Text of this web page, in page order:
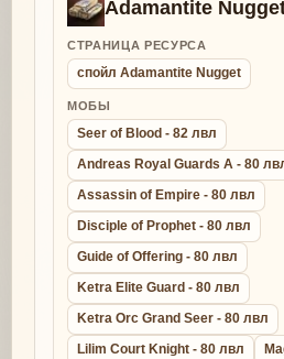
Adamantite
СТРАНИЦА РЕСУРСА
спойл Adamantite Nugget
МОБЫ
Seer of Blood - 82 лвл
Andreas Royal Guards A - 80
Assassin of Empire - 80 лвл
Disciple of Prophet - 80 лвл
Guide of Offering - 80 лвл
Ketra Elite Guard - 80 лвл
Ketra Orc Grand Seer - 80 лвл
Lilim Court Knight - 80 лвл